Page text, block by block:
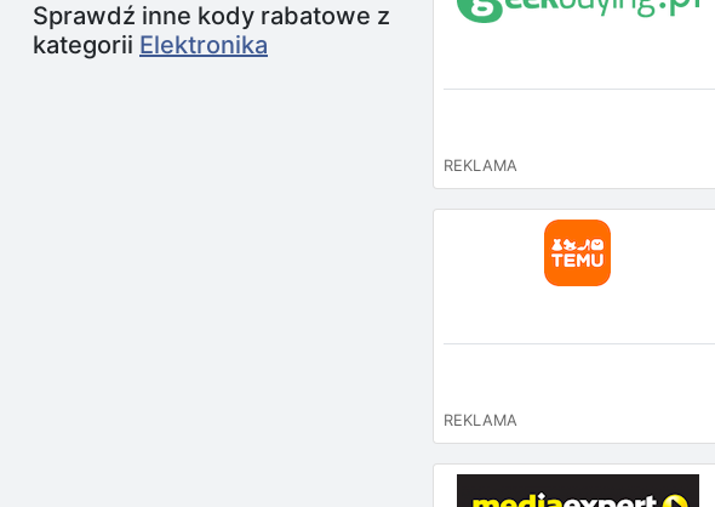
Sprawdź inne kody rabatowe z
kategorii Elektronika
REKLAMA
REKLAMA